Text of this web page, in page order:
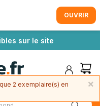
sur le site
OUVRIR
×
2 exemplaire(s) en